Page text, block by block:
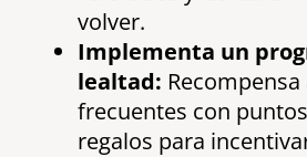
volver.
Implementa un
lealtad:
frecuentes con
regalos para